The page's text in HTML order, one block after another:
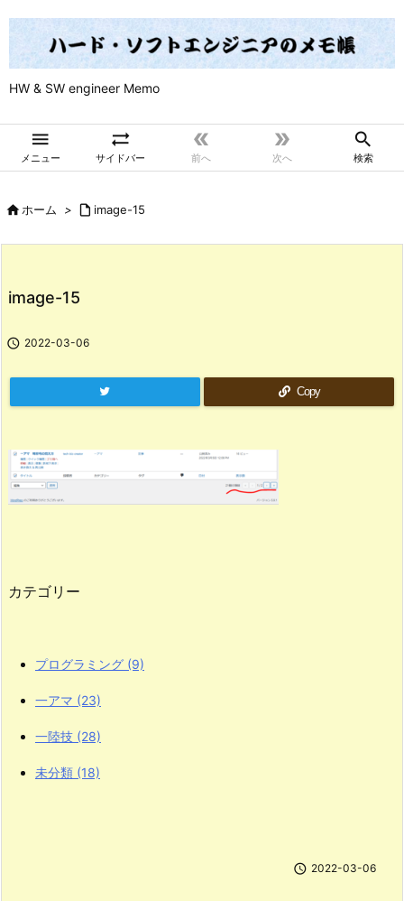
HW & SW engineer Memo

メニュー

サイドバー

前へ

次へ

検索
ホーム >  image-15
image-15
 2022-03-06
Copy
カテゴリー
プログラミング (9)
一アマ (23)
一陸技 (28)
未分類 (18)
 2022-03-06